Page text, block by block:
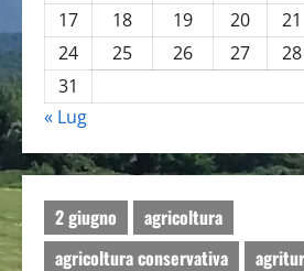
17
18 19 20 21
24
25 26 27 28
31
« Lug
2 giugno
agricoltura
agricoltura conservativa